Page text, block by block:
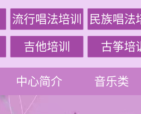
流行唱法培训 民族唱法
吉他培训 古筝培
中心简介 音乐类